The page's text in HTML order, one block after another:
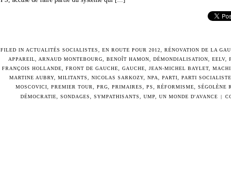
FILED IN ACTUALITÉS SOCIALISTES ,EN ROUTE POUR 2012 ,RÉNOVATION DE LA
APPAREIL
ARNAUD MONTEBOURG BENOÎT HAMON DÉMONDIALISATION EELV,
FRANÇOIS HOLLANDE
FRONT DE GAUCHE GAUCHE JEAN-MICHEL BAYLET
MARTINE AUBRY, MILITANTS NICOLAS SARKOZY, NPA PARTI PARTI SOCIALISTE
MOSCOVICI
PREMIER TOUR PRG PRIMAIRES PS RÉFORMISME SÉGOLÈNE
DÉMOCRATIE
SONDAGES SYMPATHISANTS UMP UN MONDE D'AVANCE |